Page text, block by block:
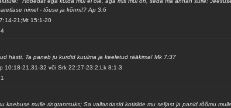
nimel - tõuse ja kõnni!? Ap 3:6
21;Mt 15:1-20
hästi, Ta paneb ju kurdid kuulma ja keeletud rääkima! Mk 7:37
10:18-21,31-32 või Srk 22:27-23:2;Lk 8:1-3
kaebuse mulle ringtantsuks; Sa vallandasid kotiriide mu seljast ja panid rõõmu